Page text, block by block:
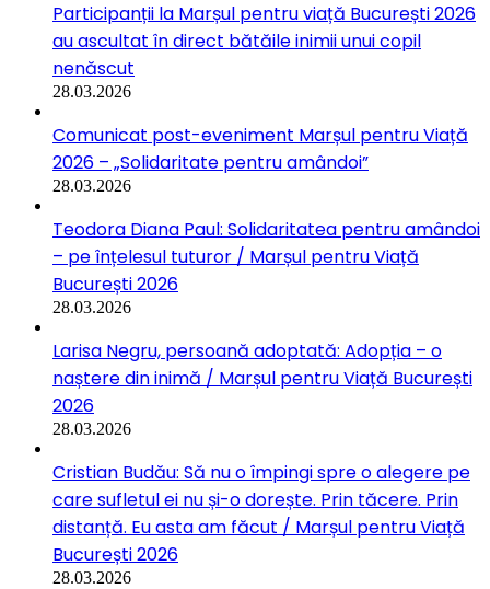
Participanții la Marșul pentru viață București 2026
au ascultat în direct bătăile inimii unui copil
nenăscut
28.03.2026
Comunicat post-eveniment Marșul pentru Viață
2026 – „Solidaritate pentru amândoi”
28.03.2026
Teodora Diana Paul: Solidaritatea pentru amândoi
– pe înțelesul tuturor / Marșul pentru Viață
București 2026
28.03.2026
Larisa Negru, persoană adoptată: Adopția – o
naștere din inimă / Marșul pentru Viață București
2026
28.03.2026
Cristian Budău: Să nu o împingi spre o alegere pe
care sufletul ei nu și-o dorește. Prin tăcere. Prin
distanță. Eu asta am făcut / Marșul pentru Viață
București 2026
28.03.2026